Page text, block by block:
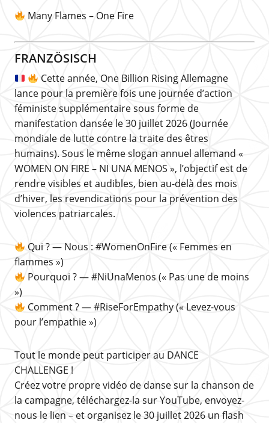
Many Flames – One Fire
FRANZÖSISCH
Cette année, One Billion Rising Allemagne
lance pour la première fois une journée d’action
féministe supplémentaire sous forme de
manifestation dansée le 30 juillet 2026 (Journée
mondiale de lutte contre la traite des êtres
humains). Sous le même slogan annuel allemand «
WOMEN ON FIRE – NI UNA MENOS », l’objectif est de
rendre visibles et audibles, bien au-delà des mois
d’hiver, les revendications pour la prévention des
violences patriarcales.
Qui ? — Nous : #WomenOnFire (« Femmes en
flammes »)
Pourquoi ? — #NiUnaMenos (« Pas une de moins
»)
Comment ? — #RiseForEmpathy (« Levez-vous
pour l’empathie »)
Tout le monde peut participer au DANCE
CHALLENGE !
Créez votre propre vidéo de danse sur la chanson de
la campagne, téléchargez-la sur YouTube, envoyez-
nous le lien – et organisez le 30 juillet 2026 un flash